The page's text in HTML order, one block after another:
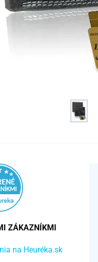
ZÁKAZNÍKMI
na Heuréka.sk